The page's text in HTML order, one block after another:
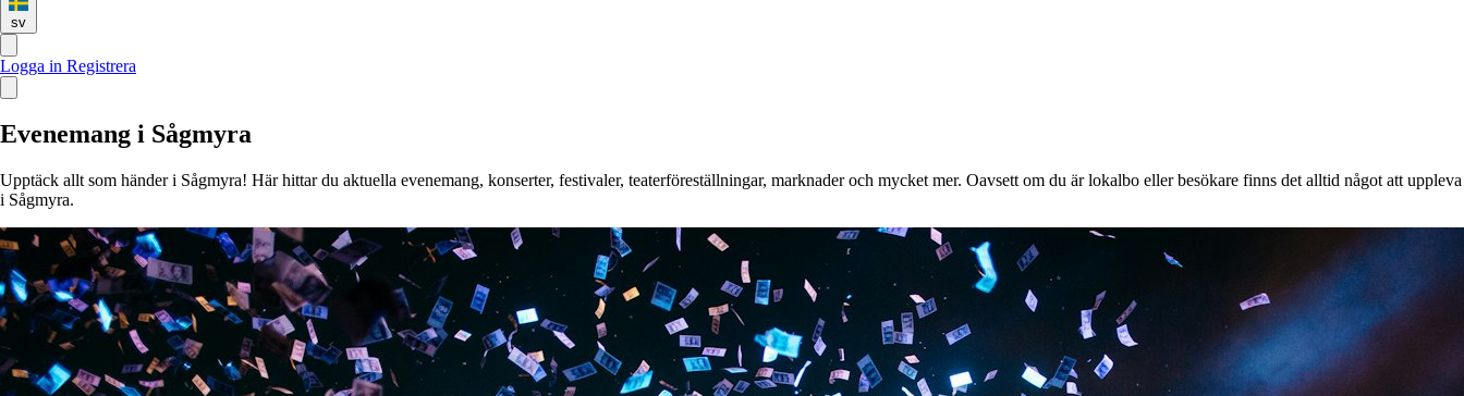
sv
Logga in Registrera
Evenemang i Sågmyra
Upptäck allt som händer i Sågmyra! Här hittar du aktuella evenemang, konserter, festivaler, teaterföreställningar, marknader och mycket mer. Oavsett om du är lokalbo eller besökare finns det alltid något att uppleva
i Sågmyra.